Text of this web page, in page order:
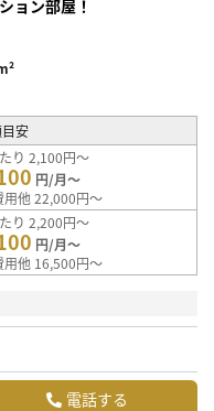
ョン部屋！
安
り 2,100円～
円/月～
用他 22,000円～
り 2,200円～
円/月～
用他 16,500円～
電話する